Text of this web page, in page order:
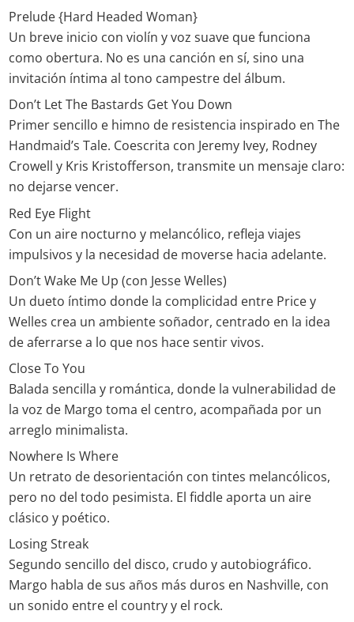
Prelude {Hard Headed Woman}
Un breve inicio con violín y voz suave que funciona
como obertura. No es una canción en sí, sino una
invitación íntima al tono campestre del álbum.
Don’t Let The Bastards Get You Down
Primer sencillo e himno de resistencia inspirado en The
Handmaid’s Tale. Coescrita con Jeremy Ivey, Rodney
Crowell y Kris Kristofferson, transmite un mensaje claro:
no dejarse vencer.
Red Eye Flight
Con un aire nocturno y melancólico, refleja viajes
impulsivos y la necesidad de moverse hacia adelante.
Don’t Wake Me Up (con Jesse Welles)
Un dueto íntimo donde la complicidad entre Price y
Welles crea un ambiente soñador, centrado en la idea
de aferrarse a lo que nos hace sentir vivos.
Close To You
Balada sencilla y romántica, donde la vulnerabilidad de
la voz de Margo toma el centro, acompañada por un
arreglo minimalista.
Nowhere Is Where
Un retrato de desorientación con tintes melancólicos,
pero no del todo pesimista. El fiddle aporta un aire
clásico y poético.
Losing Streak
Segundo sencillo del disco, crudo y autobiográfico.
Margo habla de sus años más duros en Nashville, con
un sonido entre el country y el rock.